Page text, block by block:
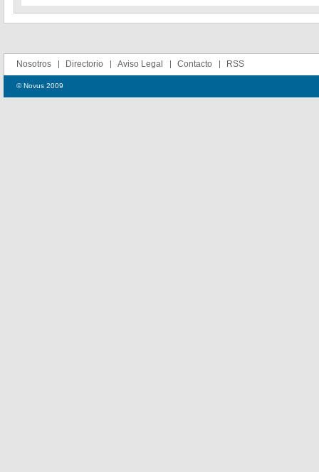
Nosotros Directorio Aviso Legal Contacto RSS
© Novus 2009